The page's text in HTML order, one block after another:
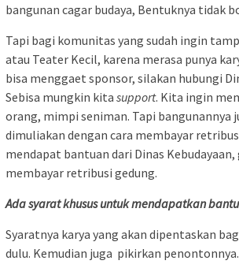
bangunan cagar budaya, Bentuknya tidak
Tapi bagi komunitas yang sudah ingin
atau Teater Kecil, karena merasa punya
bisa menggaet sponsor, silakan hubungi
Sebisa mungkin kita support. Kita ingin
orang, mimpi seniman. Tapi bangunannya
dimuliakan dengan cara membayar
mendapat bantuan dari Dinas
membayar retribusi gedung.
Ada syarat khusus untuk mendapatkan
Syaratnya karya yang akan dipentaskan
dulu. Kemudian juga pikirkan